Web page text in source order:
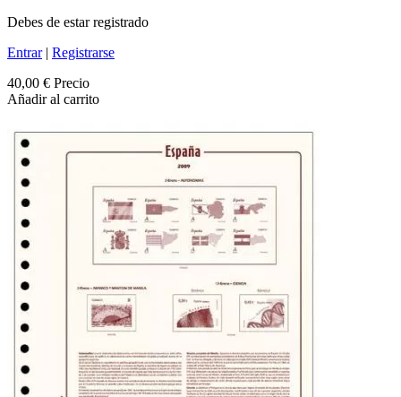
Debes de estar registrado
Entrar| Registrarse
40,00 € Precio
Añadir al carrito